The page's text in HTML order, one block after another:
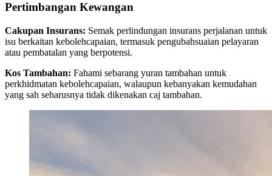
Pertimbangan Kewangan
Cakupan Insurans: Semak perlindungan insurans perjalanan untuk
isu berkaitan kebolehcapaian, termasuk pengubahsuaian pelayaran
atau pembatalan yang berpotensi.
Kos Tambahan: Fahami sebarang yuran tambahan untuk
perkhidmatan kebolehcapaian, walaupun kebanyakan kemudahan
yang sah seharusnya tidak dikenakan caj tambahan.